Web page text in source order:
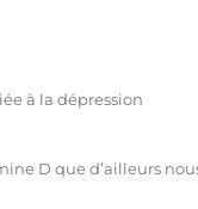
à la dépression
D que d’ailleurs